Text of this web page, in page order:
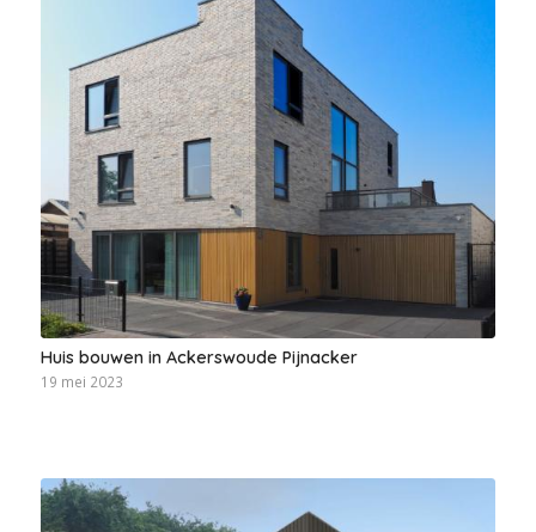
Huis bouwen in Ackerswoude Pijnacker
19 mei 2023